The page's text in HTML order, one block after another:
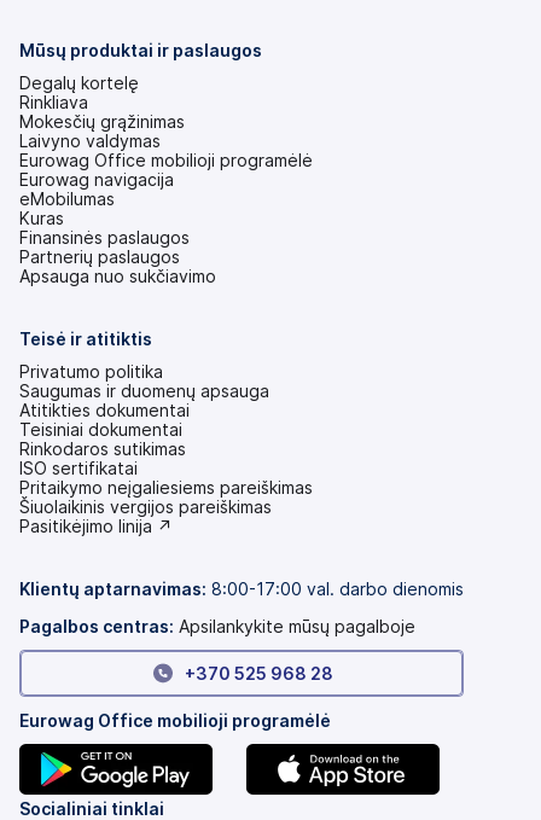
Mūsų produktai ir paslaugos
Degalų kortelę
Rinkliava
Mokesčių grąžinimas
Laivyno valdymas
Eurowag Office mobilioji programėlė
Eurowag navigacija
eMobilumas
Kuras
Finansinės paslaugos
Partnerių paslaugos
Apsauga nuo sukčiavimo
Teisė ir atitiktis
Privatumo politika
Saugumas ir duomenų apsauga
Atitikties dokumentai
Teisiniai dokumentai
Rinkodaros sutikimas
ISO sertifikatai
Pritaikymo neįgaliesiems pareiškimas
(atsidaro
naujame
Šiuolaikinis vergijos pareiškimas
(atsidaro
Pasitikėjimo linija ↗
Klientų aptarnavimas: 8:00-17:00 val. darbo dienomis
Pagalbos centras: Apsilankykite mūsų pagalboje
+370 525 968 28
Eurowag Office mobilioji programėlė
(atsidaro
Socialiniai tinklai